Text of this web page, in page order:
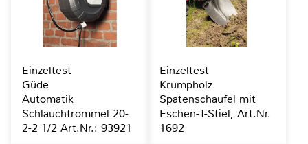
Einzeltest
Güde
Automatik
Schlauchtrommel 20-
2-2 1/2 Art.Nr.: 93921
Einzeltest
Krumpholz
Spatenschaufel mit
Eschen-T-Stiel, Art.Nr.
1692